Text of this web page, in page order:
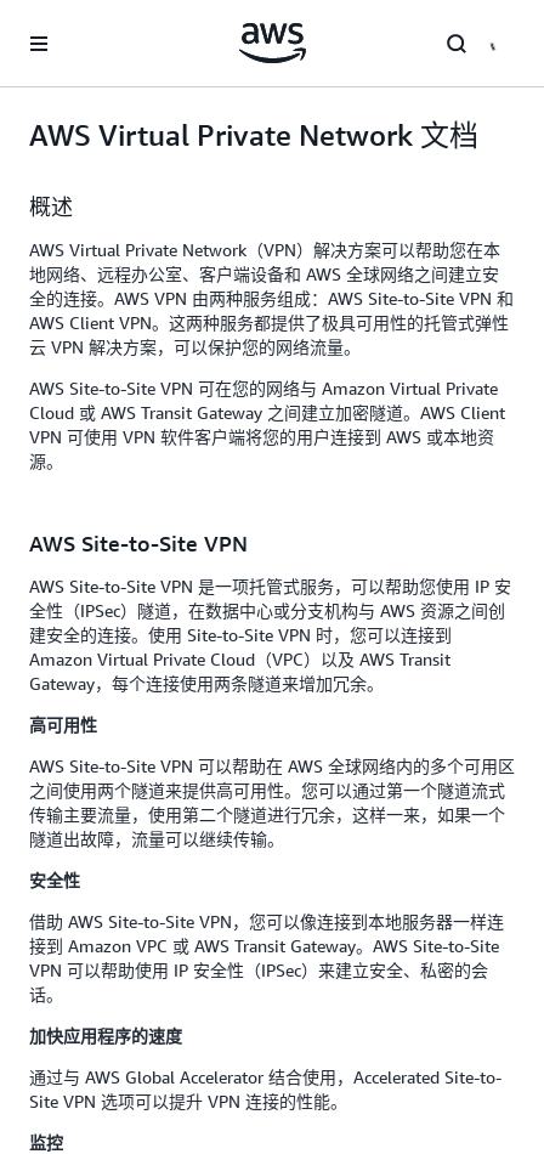
AWS Virtual Private Network 文档
概述
AWS Virtual Private Network（VPN）解决方案可以帮助您在本
地网络、远程办公室、客户端设备和 AWS 全球网络之间建立安
全的连接。AWS VPN 由两种服务组成：AWS Site-to-Site VPN 和
AWS Client VPN。这两种服务都提供了极具可用性的托管式弹性
云 VPN 解决方案，可以保护您的网络流量。
AWS Site-to-Site VPN 可在您的网络与 Amazon Virtual Private
Cloud 或 AWS Transit Gateway 之间建立加密隧道。AWS Client
VPN 可使用 VPN 软件客户端将您的用户连接到 AWS 或本地资
源。
AWS Site-to-Site VPN
AWS Site-to-Site VPN 是一项托管式服务，可以帮助您使用 IP 安
全性（IPSec）隧道，在数据中心或分支机构与 AWS 资源之间创
建安全的连接。使用 Site-to-Site VPN 时，您可以连接到
Amazon Virtual Private Cloud（VPC）以及 AWS Transit
Gateway，每个连接使用两条隧道来增加冗余。
高可用性
AWS Site-to-Site VPN 可以帮助在 AWS 全球网络内的多个可用区
之间使用两个隧道来提供高可用性。您可以通过第一个隧道流式
传输主要流量，使用第二个隧道进行冗余，这样一来，如果一个
隧道出故障，流量可以继续传输。
安全性
借助 AWS Site-to-Site VPN，您可以像连接到本地服务器一样连
接到 Amazon VPC 或 AWS Transit Gateway。AWS Site-to-Site
VPN 可以帮助使用 IP 安全性（IPSec）来建立安全、私密的会
话。
加快应用程序的速度
通过与 AWS Global Accelerator 结合使用，Accelerated Site-to-
Site VPN 选项可以提升 VPN 连接的性能。
监控